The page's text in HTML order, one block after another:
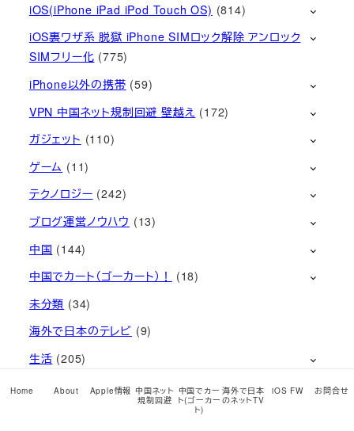
iOS(iPhone iPad iPod Touch OS) (814)
iOS裏ワザ系 脱獄 iPhone SIMロック解除 アンロック
SIMフリー化 (775)
iPhone以外の携帯 (59)
VPN 中国ネット規制回避 壁越え (172)
ガジェット (110)
ゲーム (11)
テクノロジー (242)
ブログ運営ノウハウ (13)
中国 (144)
中国でカート（ゴーカート）！
(18)
未分類 (34)
海外で日本のテレビ (9)
生活 (205)
音楽
(108)
最近の記事
Home About Apple情報 中国ネット
規制回避
中国でカー
ト(ゴーカー
ト)
海外で日本
のネットTV
iOS FW お問合せ